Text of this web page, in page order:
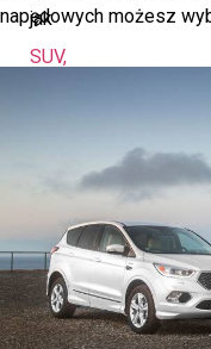
jak
SUV,
kombi.
z
dziećmi
wymaga
napędowych możesz